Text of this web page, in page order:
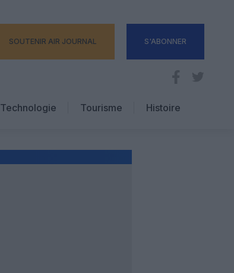
SOUTENIR AIR JOURNAL S'ABONNER
Technologie
Tourisme
Hôtellerie
Histoire